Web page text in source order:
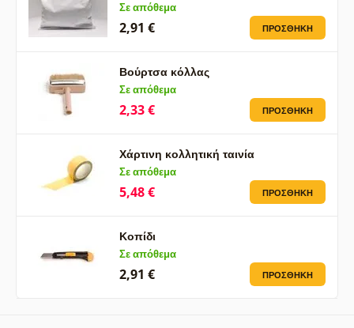
Σε απόθεμα
2,91 € ΠΡΟΣΘΉΚΗ
Βούρτσα κόλλας
Σε απόθεμα
2,33 € ΠΡΟΣΘΉΚΗ
Χάρτινη κολλητική ταινία
Σε απόθεμα
5,48 € ΠΡΟΣΘΉΚΗ
Κοπίδι
Σε απόθεμα
2,91 € ΠΡΟΣΘΉΚΗ